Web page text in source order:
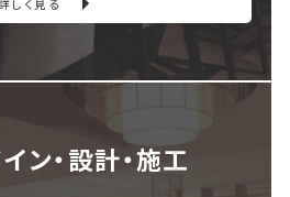
詳しく見る
ン・設計・施⼯